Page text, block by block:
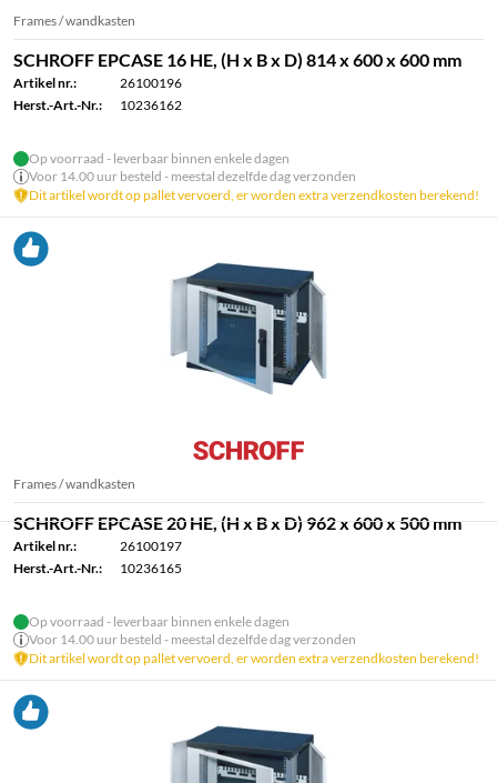
Frames / wandkasten
SCHROFF EPCASE 16 HE, (H x B x D) 814 x 600 x 600 mm
Artikel nr.:
26100196
Herst.-Art.-Nr.:
10236162
Op voorraad - leverbaar binnen enkele dagen
Voor 14.00 uur besteld - meestal dezelfde dag verzonden
Dit artikel wordt op pallet vervoerd, er worden extra verzendkosten berekend!
Frames / wandkasten
SCHROFF EPCASE 20 HE, (H x B x D) 962 x 600 x 500 mm
Artikel nr.:
26100197
Herst.-Art.-Nr.:
10236165
Op voorraad - leverbaar binnen enkele dagen
Voor 14.00 uur besteld - meestal dezelfde dag verzonden
Dit artikel wordt op pallet vervoerd, er worden extra verzendkosten berekend!